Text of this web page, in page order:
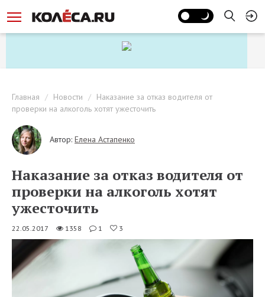
Главная Новости
Наказание за отказ водителя от
проверки на алкоголь хотят ужесточить
Автор: Елена Астапенко
Наказание за отказ водителя от
проверки на алкоголь хотят
ужесточить
22.05.2017 1358 1 3